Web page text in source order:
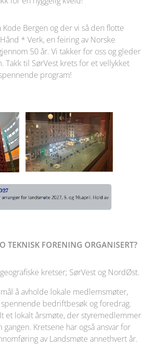
Bergen og der vi så den flotte
* Verk, en feiring av Norske
50 år. Vi takker for oss og gleder
Takk til SørVest krets for et vellykket
program!
TEKNISK FORENING ORGANISERT?
kretser; SørVest og NordØst.
å avholde lokale medlemsmøter,
bedriftbesøk og foredrag.
et lokalt årsmøte, der styremedlemmer
Kretsene har også ansvar for
av Landsmøte annethvert år.